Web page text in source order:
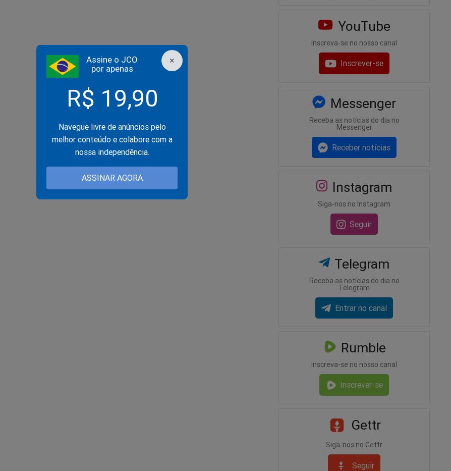
×
Assine o JCO
por apenas
R$ 19,90
Navegue livre de anúncios pelo
melhor conteúdo e colabore com a
nossa independência.
ASSINAR AGORA
YouTube
Inscreva-se no nosso canal
Inscrever-se
Messenger
Receba as notícias do dia no
Messenger
Receber notícias
Instagram
Siga-nos no Instagram
Seguir
Telegram
Receba as notícias do dia no
Telegram
Entrar no canal
Rumble
Inscreva-se no nosso canal
Inscrever-se
Gettr
Siga-nos no Gettr
Seguir